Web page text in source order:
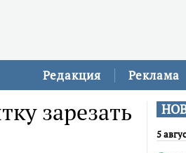
Редакция Реклама
5
зарезать